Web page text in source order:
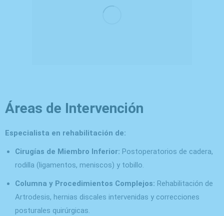
Áreas de Intervención
Especialista en rehabilitación de:
Cirugías de Miembro Inferior: Postoperatorios de cadera,
rodilla (ligamentos, meniscos) y tobillo.
Columna y Procedimientos Complejos: Rehabilitación de
Artrodesis, hernias discales intervenidas y correcciones
posturales quirúrgicas.